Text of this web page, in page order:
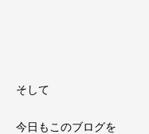
そして
今日もこのブログを